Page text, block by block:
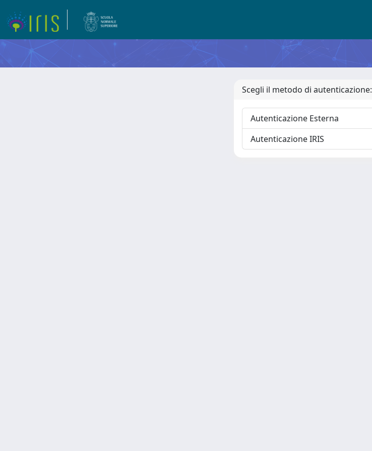
Scegli il metodo di autenticazione:
Autenticazione Esterna
Autenticazione IRIS